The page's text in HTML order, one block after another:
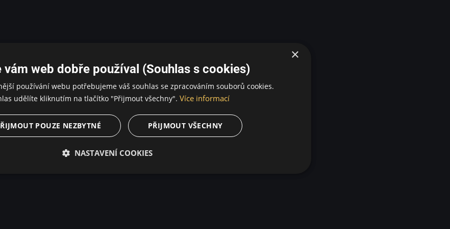
×
vám web dobře používal (Souhlas s cookies)
používání webu potřebujeme váš souhlas se zpracováním souborů cookies.
udělíte kliknutím na tlačítko "Přijmout všechny". Více informací
PŘIJMOUT VŠECHNY
POUZE NEZBYTNÉ
NASTAVENÍ COOKIES